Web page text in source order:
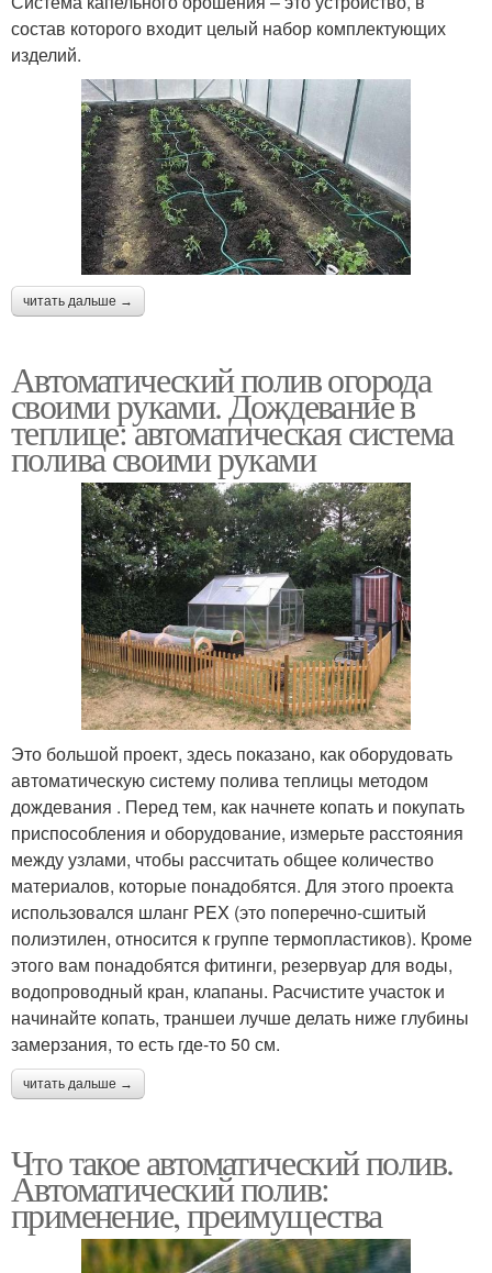
состав которого входит целый набор комплектующих
изделий.
читать дальше →
Автоматический полив огорода
своими руками. Дождевание в
теплице: автоматическая система
полива своими руками
Это большой проект, здесь показано, как оборудовать
автоматическую систему полива теплицы методом
дождевания . Перед тем, как начнете копать и покупать
приспособления и оборудование, измерьте расстояния
между узлами, чтобы рассчитать общее количество
материалов, которые понадобятся. Для этого проекта
использовался шланг PEX (это поперечно-сшитый
полиэтилен, относится к группе термопластиков). Кроме
этого вам понадобятся фитинги, резервуар для воды,
водопроводный кран, клапаны. Расчистите участок и
начинайте копать, траншеи лучше делать ниже глубины
замерзания, то есть где-то 50 см.
читать дальше →
Что такое автоматический полив.
Автоматический полив:
применение, преимущества